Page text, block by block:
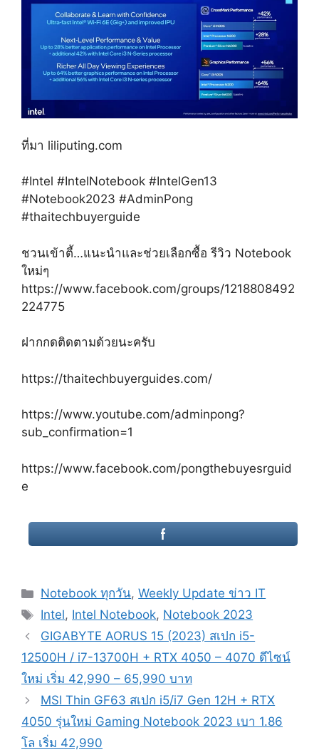
ที่มา liliputing.com
#Intel #IntelNotebook #IntelGen13
#Notebook2023 #AdminPong
#thaitechbuyerguide
ชวนเข้าตี้…แนะนำและช่วยเลือกซื้อ รีวิว Notebook
ใหม่ๆ
https://www.facebook.com/groups/1218808492
224775
ฝากกดติดตามด้วยนะครับ
https://thaitechbuyerguides.com/
https://www.youtube.com/adminpong?
sub_confirmation=1
https://www.facebook.com/pongthebuyesrguid
e
Categories
Notebook ทุกวัน,Weekly Update ข่าว IT
Tags
Intel, Intel Notebook, Notebook 2023
Post
navigation
GIGABYTE AORUS 15 (2023) สเปก i5-
12500H / i7-13700H + RTX 4050 – 4070 ดีไซน์
ใหม่ เริ่ม 42,990 – 65,990 บาท
MSI Thin GF63 สเปก i5/i7 Gen 12H + RTX
4050 รุ่นใหม่ Gaming Notebook 2023 เบา 1.86
โล เริ่ม 42,990